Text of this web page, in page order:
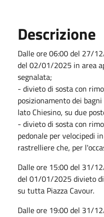
Descrizione
Dalle ore 06:00 del 27/
del 02/01/2025 in area
segnalata;
- divieto di sosta con
posizionamento dei
lato Chiesino, su due
- divieto di sosta con
pedonale per velocipedi
rastrelliere che, per
Dalle ore 15:00 del 31/
del 01/01/2025 divieto
su tutta Piazza Cavour.
Dalle ore 19:00 del 31/